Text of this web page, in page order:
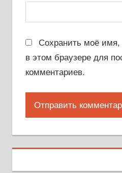
Сохранить моё имя,
в этом браузере для
комментариев.